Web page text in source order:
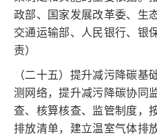
政部、国家发展改革委、生
交通运输部、人民银行、银
责）
（二十五）提升减污降碳基
测网络，提升减污降碳协同
查、核算核查、监管制度，
排放清单，建立温室气体排